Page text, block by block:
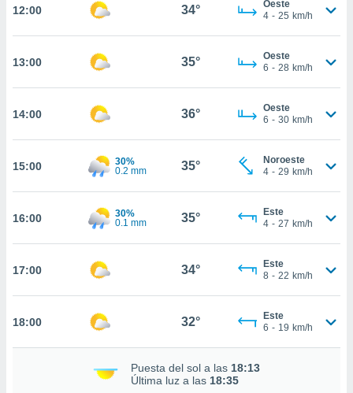
permite
seguir
coste.
a la
todas
nuestros
análisis
así como
ACEPTAR
CONTINUAR
12:00 34°
Oeste
4 - 25 km/h
13:00 35°
Oeste
6 - 28 km/h
14:00 36°
Oeste
6 - 30 km/h
15:00
30%
0.2 mm
35°
Noroeste
4 - 29 km/h
16:00
30%
0.1 mm
35°
Este
4 - 27 km/h
17:00 34°
Este
8 - 22 km/h
18:00 32°
Este
6 - 19 km/h
Puesta del sol a las 18:13
Última luz a las 18:35